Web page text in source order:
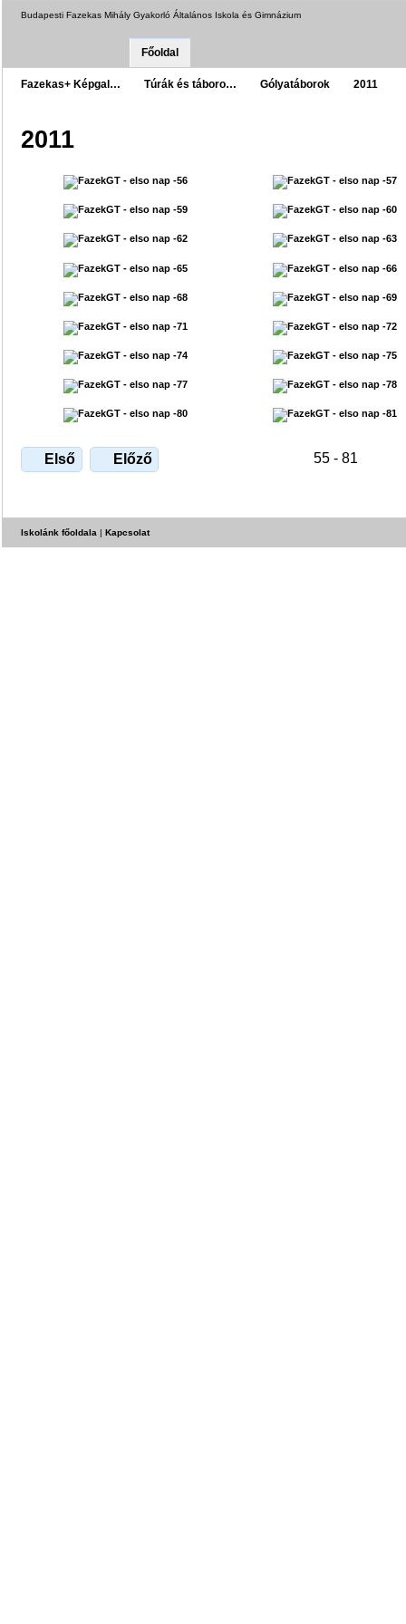
Budapesti Fazekas Mihály Gyakorló Általános Iskola és Gimnázium
Főoldal
Fazekas+ Képgal… Túrák és táboro… Gólyatáborok 2011
2011
Első Előző 55 - 81
Iskolánk főoldala | Kapcsolat